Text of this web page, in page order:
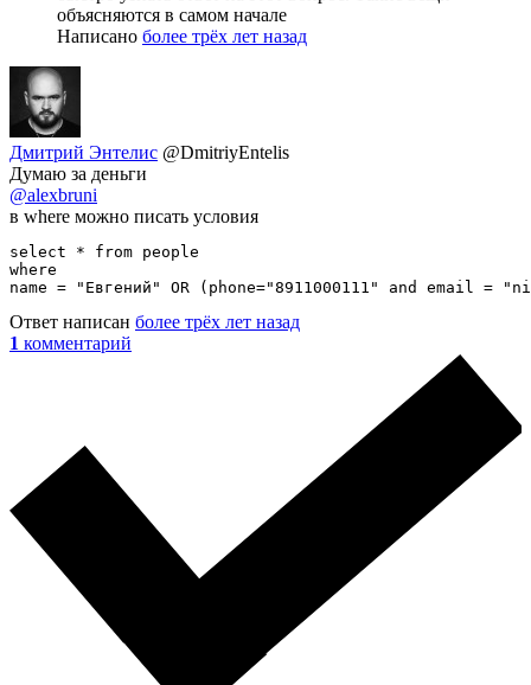
объясняются в самом начале
Написано более трёх лет назад
Дмитрий Энтелис @DmitriyEntelis
Думаю за деньги
@alexbruni
в where можно писать условия
select * from people
where
name = "Евгений" OR (phone="8911000111" and email =
Ответ написан более трёх лет назад
1 комментарий